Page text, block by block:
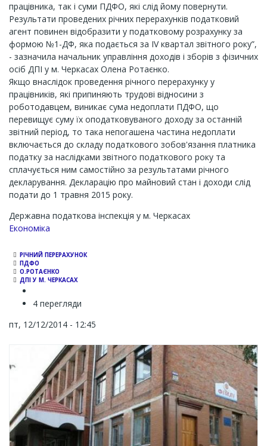
працівника, так і суми ПДФО, які слід йому повернути.
Результати проведених річних перерахунків податковий
агент повинен відобразити у податковому розрахунку за
формою №1-ДФ, яка подається за ІV квартал звітного року”,
- зазначила начальник управління доходів і зборів з фізичних
осіб ДПІ у м. Черкасах Олена Ротаєнко.
Якщо внаслідок проведення річного перерахунку у
працівників, які припиняють трудові відносини з
роботодавцем, виникає сума недоплати ПДФО, що
перевищує суму їх оподатковуваного доходу за останній
звітний період, то така непогашена частина недоплати
включається до складу податкового зобов'язання платника
податку за наслідками звітного податкового року та
сплачується ним самостійно за результатами річного
декларування. Декларацію про майновий стан і доходи слід
подати до 1 травня 2015 року.
Державна податкова інспекція у м. Черкасах
Економіка
РІЧНИЙ ПЕРЕРАХУНОК
ПДФО
О.РОТАЄНКО
ДПІ У М. ЧЕРКАСАХ
4 перегляди
пт, 12/12/2014 - 12:45